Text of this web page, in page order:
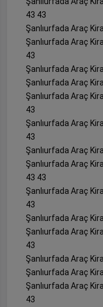
43 43
Şanlıurfada Araç
Şanlıurfada Araç
43
Şanlıurfada Araç
Şanlıurfada Araç
Şanlıurfada Araç
43
Şanlıurfada Araç
43
Şanlıurfada Araç
Şanlıurfada Araç
43 43
Şanlıurfada Araç
43
Şanlıurfada Araç
Şanlıurfada Araç
43
Şanlıurfada Araç
Şanlıurfada Araç
Şanlıurfada Araç
43